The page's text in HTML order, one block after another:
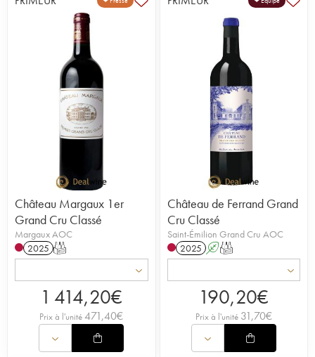
Château Margaux 1er
Grand Cru Classé
Margaux AOC
2025 T
1 414,20€
Prix à l'unité471,40€
Château de Ferrand Grand
Cru Classé
Saint-Émilion Grand Cru AOC
2025 AT
190,20€
Prix à l'unité 31,70€